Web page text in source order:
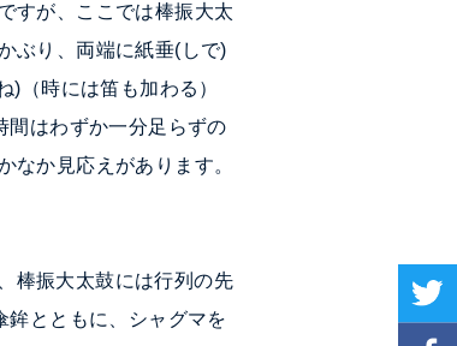
すが、ここでは棒振大太
ぶり、両端に紙垂(しで)
)（時には笛も加わる）
間はわずか一分足らずの
なか見応えがあります。
棒振大太鼓には行列の先
鉾とともに、シャグマを